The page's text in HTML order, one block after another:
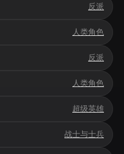
反派
人类角色
反派
人类角色
超级英雄
战士与士兵